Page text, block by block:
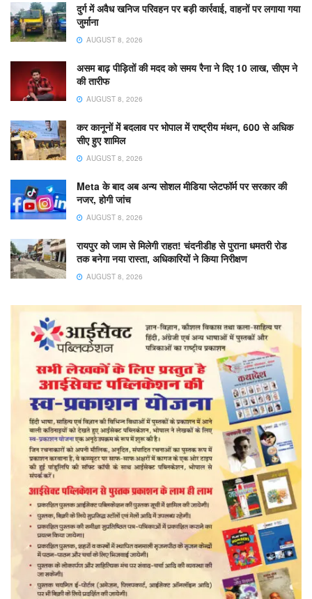
दुर्ग में अवैध खनिज परिवहन पर बड़ी कार्रवाई, वाहनों पर लगाया गया
जुर्माना
AUGUST 8, 2026
असम बाढ़ पीड़ितों की मदद को समय रैना ने दिए 10 लाख, सीएम ने
की तारीफ
AUGUST 8, 2026
कर कानूनों में बदलाव पर भोपाल में राष्ट्रीय मंथन, 600 से अधिक
सीए हुए शामिल
AUGUST 8, 2026
Meta के बाद अब अन्य सोशल मीडिया प्लेटफॉर्म पर सरकार की
नजर, होगी जांच
AUGUST 8, 2026
रायपुर को जाम से मिलेगी राहत! चंदनीडीह से पुराना धमतरी रोड
तक बनेगा नया रास्ता, अधिकारियों ने किया निरीक्षण
AUGUST 8, 2026